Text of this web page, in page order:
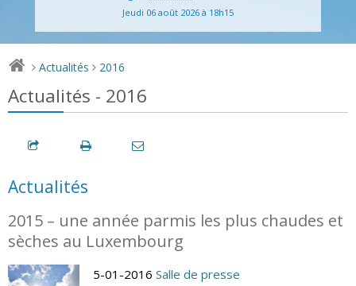
Jeudi 06 août 2026 à 18h15
> Actualités > 2016
Actualités - 2016
Actualités
2015 – une année parmis les plus chaudes et
sèches au Luxembourg
5-01-2016 Salle de presse